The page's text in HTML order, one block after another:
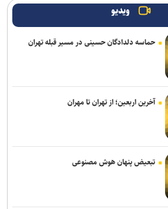
هفته؛ شاخص بورس در ابتدای معاملات بیش از
قانونی هستند
بنادر بر تسریع در تکمیل پروژه‌های عمرانی
کشور/ محور بندرعباس–لار مسدود است
در ارتفاعات شمال‌غرب و البرز/ وزش باد شدید و
کشور
ویدیو
حماسه دلدادگان حسینی در مسیر قبله تهران
آخرین اربعین؛ از تهران تا مهران
تبعیض پنهان هوش مصنوعی